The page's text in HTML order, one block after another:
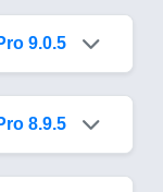
9.0.5
8.9.5